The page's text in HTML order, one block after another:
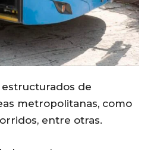
estructurados de
metropolitanas, como
entre otras.